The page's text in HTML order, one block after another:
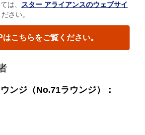
は、
スター アライアンスのウェブサイ
さい。
こちらをご覧ください。
ンジ（No.71ラウンジ）：